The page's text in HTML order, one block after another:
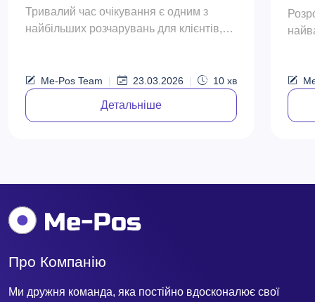
Тривалий час очікування є одним з
найбільших розчарувань для клієнтів,
п... Me-Pos Team | 23.03.2026 | 10 хв
Детальніше
—
Про Компанію
Ми дружня команда, яка постійно вдосконалює свої